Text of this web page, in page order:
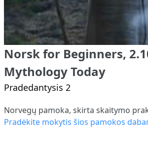
Norsk for Beginners,
Mythology Today
Pradedantysis 2
Norvegų pamoka, skirta skaitymo
Pradėkite mokytis šios pamokos